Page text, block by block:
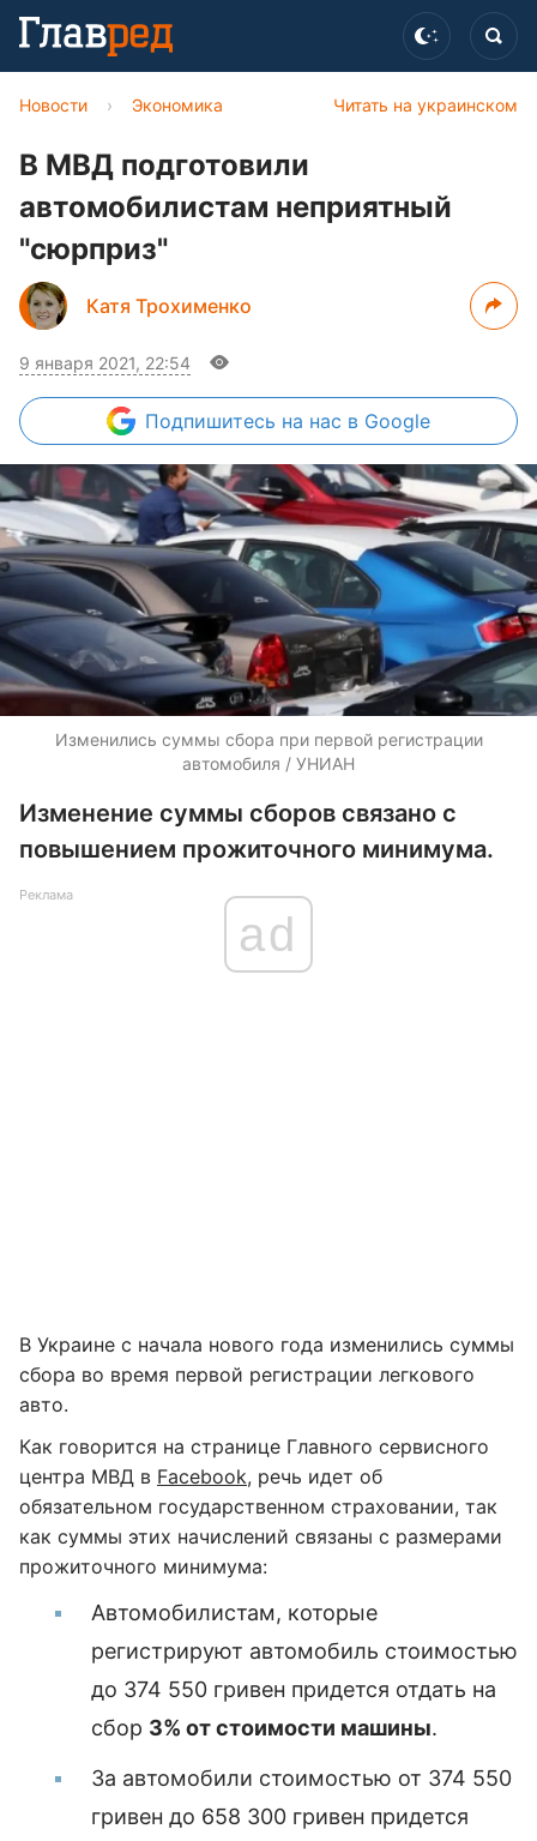
Читать на украинском
Новости › Экономика
В МВД подготовили
автомобилистам неприятный
"сюрприз"
Катя Трохименко
9 января 2021, 22:54
Подпишитесь на нас в Google
Изменились суммы сбора при первой регистрации
автомобиля / УНИАН
Изменение суммы сборов связано с
повышением прожиточного минимума.
Реклама
ad
В Украине с начала нового года изменились суммы
сбора во время первой регистрации легкового
авто.
Как говорится на странице Главного сервисного
центра МВД в Facebook, речь идет об
обязательном государственном страховании, так
как суммы этих начислений связаны с размерами
прожиточного минимума:
Автомобилистам, которые
регистрируют автомобиль стоимостью
до 374 550 гривен придется отдать на
сбор 3% от стоимости машины.
За автомобили стоимостью от 374 550
гривен до 658 300 гривен придется